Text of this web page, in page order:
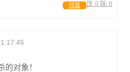
顶: 0 踩: 0
回复
的对象！